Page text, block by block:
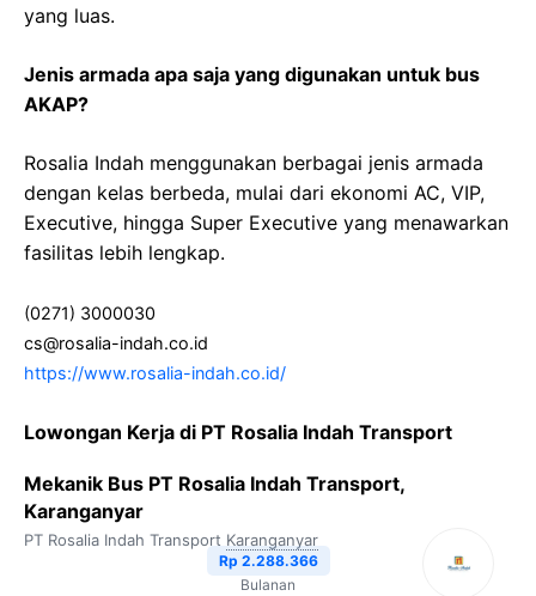
yang luas.
Jenis armada apa saja yang digunakan untuk bus
AKAP?
Rosalia Indah menggunakan berbagai jenis armada
dengan kelas berbeda, mulai dari ekonomi AC, VIP,
Executive, hingga Super Executive yang menawarkan
fasilitas lebih lengkap.
(0271) 3000030
cs@rosalia-indah.co.id
https://www.rosalia-indah.co.id/
Lowongan Kerja di PT Rosalia Indah Transport
Mekanik Bus PT Rosalia Indah Transport,
Karanganyar
PT Rosalia Indah Transport Karanganyar
Rp 2.288.366
Bulanan